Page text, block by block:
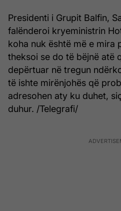
Presidenti i Grupit Balfin,
falënderoi kryeministrin
koha nuk është më e mira
theksoi se do të bëjnë atë
depërtuar në tregun
të ishte mirënjohës që
adresohen aty ku duhet,
duhur. /Telegrafi/